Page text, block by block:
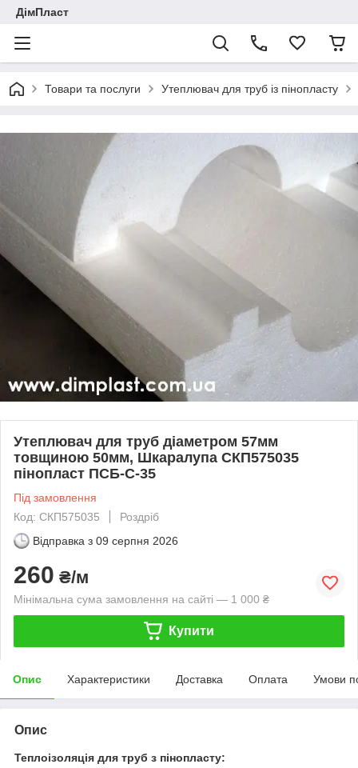
ДімПласт
Товари та послуги Утеплювач для труб із пінопласту
Утеплювач для труб діаметром 57мм
товщиною 50мм, Шкаралупа СКП575035
пінопласт ПСБ-С-35
Під замовлення
Код: СКП575035
Роздріб
Відправка з 09 серпня 2026
260 ₴/м
Мінімальна сума замовлення на сайті — 1 000 ₴
Купити
Опис Характеристики Доставка Оплата Умови
Опис
Теплоізоляція для труб з пінопласту: